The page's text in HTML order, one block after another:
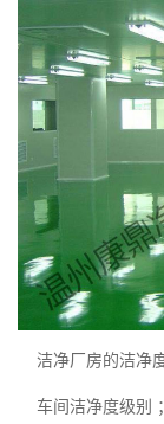
洁净厂房的洁净
车间洁净度级别